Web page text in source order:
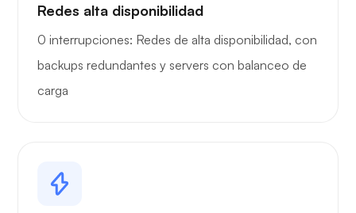
Redes alta disponibilidad
0 interrupciones: Redes de alta disponibilidad, con
backups redundantes y servers con balanceo de
carga